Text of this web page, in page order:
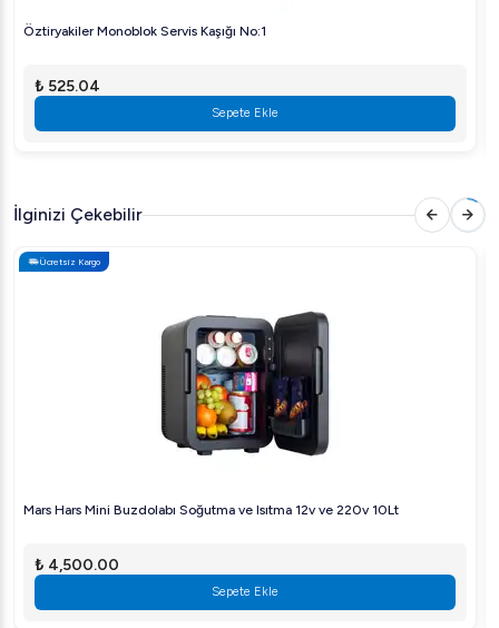
Öztiryakiler Monoblok Servis Kaşığı No:1
₺ 525.04
Sepete Ekle
İlginizi Çekebilir
Ücretsiz Kargo
Mars Hars Mini Buzdolabı Soğutma ve Isıtma 12v ve 220v 10Lt
₺ 4,500.00
Sepete Ekle